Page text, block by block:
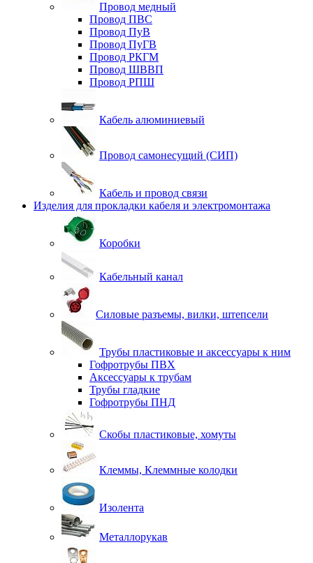
Провод медный
Провод ПВС
Провод ПуВ
Провод ПуГВ
Провод РКГМ
Провод ШВВП
Провод РПШ
Кабель алюминиевый
Провод самонесущий (СИП)
Кабель и провод связи
Изделия для прокладки кабеля и электромонтажа
Коробки
Кабельный канал
Силовые разъемы, вилки, штепсели
Трубы пластиковые и аксессуары к ним
Гофротрубы ПВХ
Аксессуары к трубам
Трубы гладкие
Гофротрубы ПНД
Скобы пластиковые, хомуты
Клеммы, Клеммные колодки
Изолента
Металлорукав